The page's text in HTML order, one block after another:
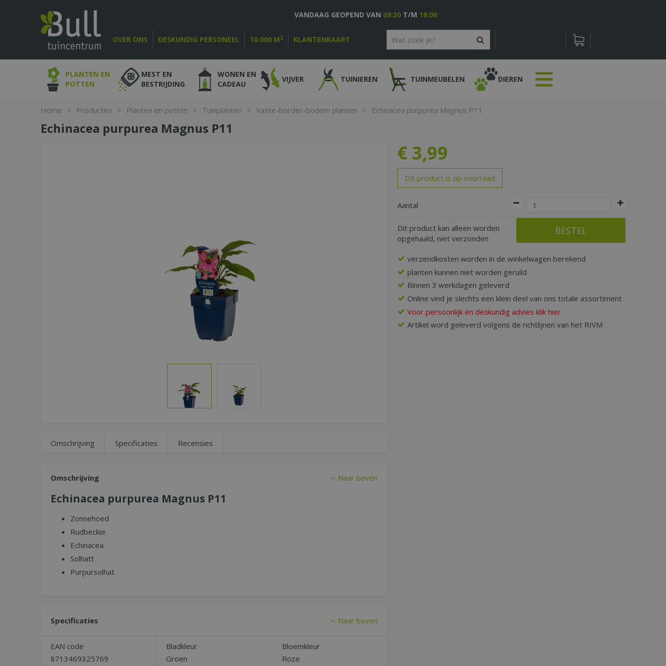
Home > Producten > Planten en potten > Tuinplanten > Vaste-border-bodem planten > Echinacea purpurea Magnus P11
OVER ONS DESKUNDIG PERSONEEL 10.000 M2 KLANTENKAART
VANDAAG GEOPEND VAN 09:30 T/M 18:00
PLANTEN EN
POTTEN
MEST EN
BESTRIJDING
WONEN EN
CADEAU
VIJVER TUINIEREN TUINMEUBELEN DIEREN
Echinacea purpurea Magnus P11
€ 3,99
Dit product is op voorraad
Aantal
Dit product kan alleen worden
opgehaald, niet verzonden
verzendkosten worden in de winkelwagen berekend
planten kunnen niet worden geruild
Binnen 3 werkdagen geleverd
Online vind je slechts een klein deel van ons totale assortiment
Voor persoonlijk en deskundig advies klik hier
Artikel word geleverd volgens de richtlijnen van het RIVM
Omschrijving Specificaties Recensies
Omschrijving Naar boven
Echinacea purpurea Magnus P11
Zonnehoed
Rudbeckie
Echinacea
Solhatt
Purpursolhat
Specificaties Naar boven
EAN code
8713469325769
Bladkleur
Groen
Bloemkleur
Roze